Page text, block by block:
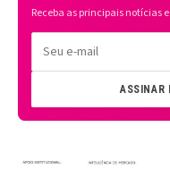
Receba as principais notícias
ASSINAR